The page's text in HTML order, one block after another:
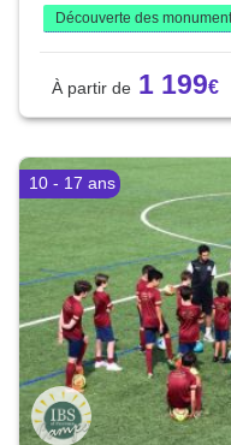
Découverte des
1 199
10 - 17 ans